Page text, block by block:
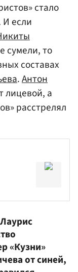
стало
И если
сумели, то
составах
.Антон
лицевой, а
расстрелял
«Кузни»
от синей,